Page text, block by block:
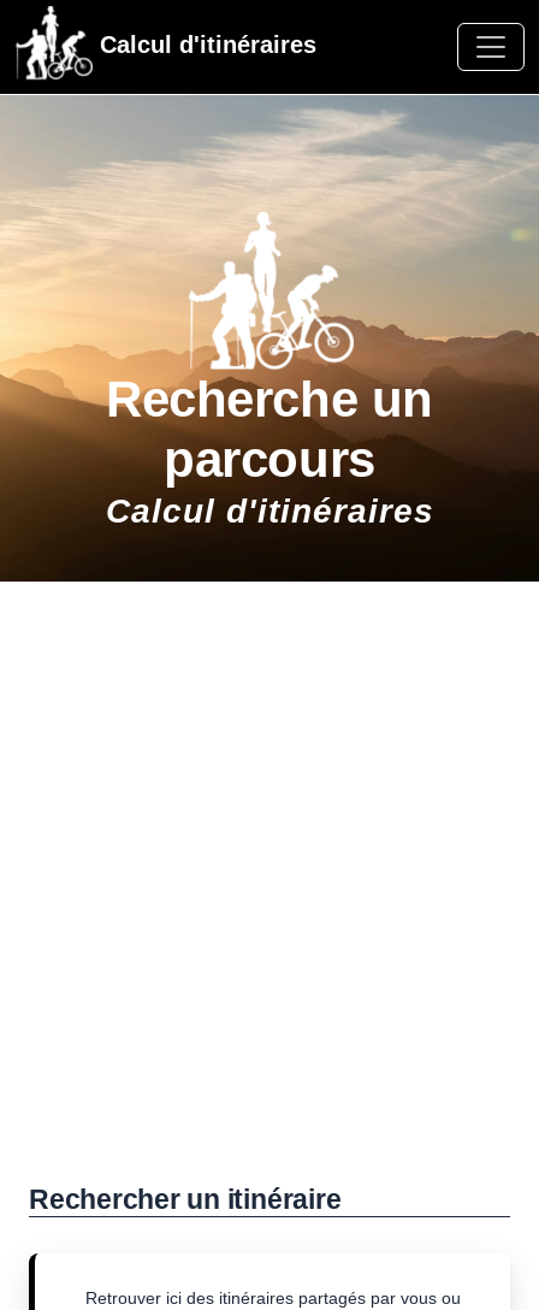
Calcul d'itinéraires
Recherche un
parcours
Calcul d'itinéraires
Rechercher un itinéraire
Retrouver ici des itinéraires partagés par vous ou